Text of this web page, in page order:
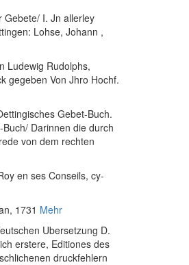
Gebete/ I. Jn allerley
Lohse, Johann ,
Ludewig Rudolphs,
gegeben Von Jhro Hochf.
Gebet-Buch.
Darinnen die durch
von dem rechten
en ses Conseils, cy-
1731 Mehr
Ubersetzung D.
erstere, Editiones des
druckfehlern